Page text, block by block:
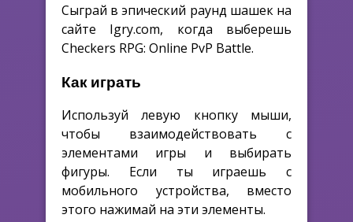
Сыграй в эпический раунд шашек на
сайте Igry.com, когда выберешь
Checkers RPG: Online PvP Battle.
Как играть
Используй левую кнопку мыши,
чтобы взаимодействовать с
элементами игры и выбирать
фигуры. Если ты играешь с
мобильного устройства, вместо
этого нажимай на эти элементы.